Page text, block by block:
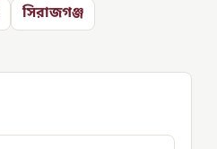
সিরাজগঞ্জ